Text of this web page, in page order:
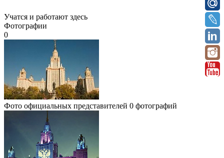
Учатся и работают здесь
Фотографии
0
Фото официальных представителей 0 фотографий